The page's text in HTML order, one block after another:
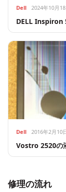
Dell 2024年10月18
DELL Inspiron
Dell 2016年2月10
Vostro 2520の
修理の流れ